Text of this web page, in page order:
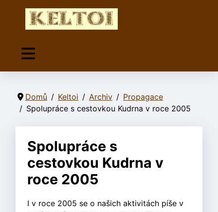
Domů Keltoi Archiv
Propagace
Spolupráce s cestovkou Kudrna v roce 2005
Spolupráce s
cestovkou Kudrna v
roce 2005
I v roce 2005 se o našich aktivitách píše v